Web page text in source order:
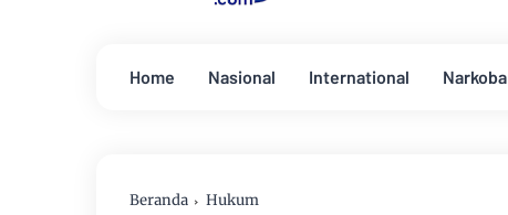
Home Nasional International Narkoba
Beranda Hukum